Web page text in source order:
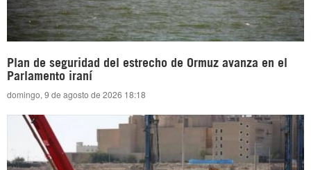
Plan de seguridad del estrecho de Ormuz avanza en el
Parlamento iraní
domingo, 9 de agosto de 2026 18:18